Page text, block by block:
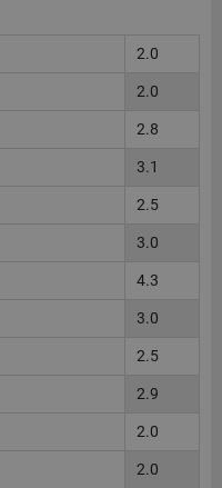
2.0
2.0
2.8
3.1
2.5
3.0
4.3
3.0
2.5
2.9
2.0
2.0